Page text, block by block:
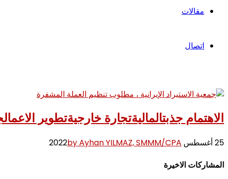
مقالات
اتصال
الاهتمام جذبتالماليةتجارة خارجيةتطوير الاعمال
25 أغسطس 2022 by Ayhan YILMAZ, SMMM/CPA
المشاركات الاخيرة